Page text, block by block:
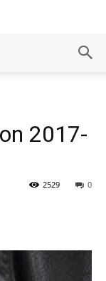
2017-
0
2529